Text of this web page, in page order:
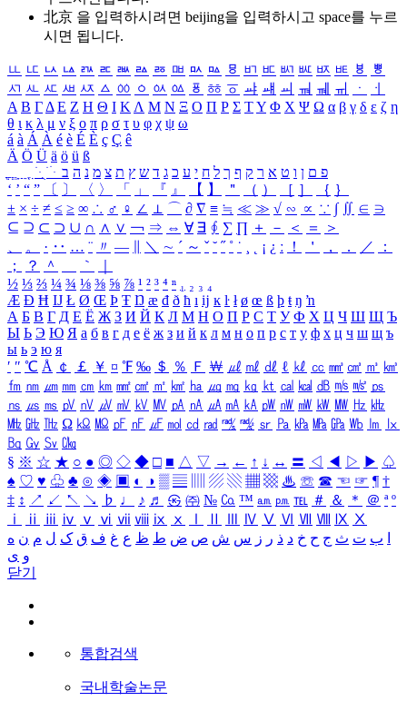
北京 을 입력하시려면 beijing을 입력하시고 space를 누르
시면 됩니다.
ㅥ ㅦ ㅧ ㅨ ㅩ ㅪ ㅫ ㅬ ㅭ ㅮ ㅯ ㅰ ㅱ ㅲ ㅳ ㅴ ㅵ ㅶ ㅷ ㅸ
ㅹ
ㅺ ㅻ ㅼ ㅽ ㅾ ㅿ ㆀ ㆁ ㆂ ㆃ ㆄ ㆅ ㆆ ㆇ ㆈ ㆉ ㆊ ㆋ ㆌ ㆍ
ㆎ
Α Β ΓΔ Ε Ζ Η Θ Ι ΚΛ Μ Ν Ξ Ο Π Ρ Σ ΤΥ Φ Χ Ψ Ω α β γ δ ε ζ η
θ ι κ λ μ ν ξ ο π ρ σ τ υ φ χ ψ ω
á à Á À é è É È ç Ç ê
Ä Ö Ü ä ö ü ß
ִֶֹ ֻּ ׁׂ פ ם ן ו ט א ר ק ף ך ל ח י ע כ ג ד ש ץ ת צ מ נ ה ב
‘ ’ “ ” 〔 〕 〈 〉 「 」 『 』 【 】 ＂ （ ） ［ ］ ｛ ｝
± × ÷ ≠ ≤ ≥ ∞ ∴ ♂ ♀ ∠ ⊥ ⌒ ∂ ∇ ≡ ≒ ≪ ≫ √ ∽ ∝ ∵ ∫ ∬ ∈ ∋
⊆ ⊇ ⊂ ⊃ ∪ ∩ ∧ ∨ ￢ ⇒ ⇔ ∀ ∃ ∮ ∑ ∏ ＋ － ＜ ＝
＞
、
。 · ‥ … ¨ 〃 ― ＼ ∼ ´ ～ ˇ ˘ ˝ ˚ ˙ ¸ ¡ ¿ ː ！ ＇ ， ． ／
：
；
？ ＾ ｀
½ ⅓ ⅔ ¼ ¾ ⅛ ⅜ ⅝ ⅞ ¹ ² ³ ⁴ ⁿ ₁ ₂ ₃ ₄
Æ Ð Ħ Ĳ Ł Ø Œ Þ Ŧ Ŋ æ đ ð ħ ı ĳ ĸ ŀ ł ø œ ß þ ŧ ŋ ŉ
А Б В Г Д Е Ё Ж З И Й К Л М Н О П Р С Т У Ф Х Ц Ч Ш Щ Ъ
Ы Ь Э Ю Я а б в г д е ё ж з и й к л м н о п р с т у ф х ц ч ш щ ъ
ы ь э ю я
′ ″ ℃ Å ￠ ￡ ￥ ¤ ℉ ‰ ＄ ％ Ｆ ￦ ㎕ ㎖ ㎗ ℓ ㎘ ㏄ ㎣ ㎤ ㎥ ㎦
㎙ ㎚ ㎛ ㎜ ㎝ ㎞ ㎟ ㎠ ㎡ ㎢ ㏊ ㎍ ㎎ ㎏ ㏏ ㎈ ㎉ ㏈ ㎧ ㎨ ㎰
㎱ ㎲ ㎳ ㎴ ㎵ ㎶ ㎷ ㎸ ㎹ ㎀ ㎁ ㎂ ㎃ ㎄ ㎺ ㎻ ㎽ ㎾ ㎿ ㎐ ㎑
㎒ ㎓ ㎔ Ω ㏀ ㏁ ㎊ ㎋ ㎌ ㏖ ㏅ ㎭ ㎮ ㎯ ㏛ ㎩ ㎪ ㎫ ㎬ ㏝ ㏐
㏓
㏃ ㏉ ㏜ ㏆
§ ※ ☆ ★ ○ ● ◎ ◇ ◆ □ ■ △ ▽ → ← ↑ ↓ ↔ 〓 ◁ ◀ ▷ ▶ ♤
♠ ♡ ♥ ♧ ♣ ⊙ ◈ ▣ ◐ ◑ ▒ ▤ ▨ ▧ ▦ ▩ ♨ ☏ ☎ ☜ ☞ ¶ †
‡ ↕ ↗ ↙ ↖ ↘ ♭ ♩ ♪ ♬ ㉿ ㈜ № ㏇ ™ ㏂ ㏘ ℡ ＃ ＆ ＊ ＠ ª º
ⅰ
ⅱ ⅲ ⅳ ⅴ ⅵ ⅶ ⅷ ⅸ ⅹ Ⅳ Ⅴ Ⅵ Ⅶ Ⅷ Ⅸ Ⅹ
ب ت ث ج ح خ د ذ ر ز س ش ص ض ط ظ ع غ ف ق ک ل م ن ه
و ی
닫기
통합검색
국내학술논문